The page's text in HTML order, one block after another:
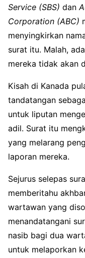
Service (SBS) dan
Corporation (ABC)
menyingkirkan
surat itu. Malah,
mereka tidak akan
Kisah di Kanada
tandatangan
untuk liputan
adil. Surat itu
yang melarang
laporan mereka.
Sejurus selepas
memberitahu
wartawan yang
menandatangani
nasib bagi dua
untuk melaporkan